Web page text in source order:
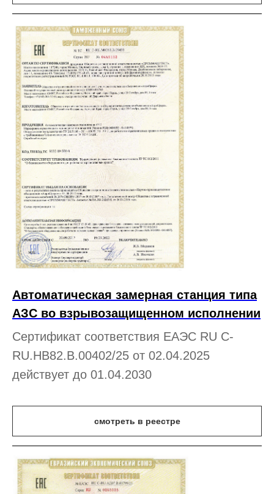
Автоматическая замерная станция типа
АЗС во взрывозащищенном исполнении
Сертификат соответствия ЕАЭС RU С-
RU.НВ82.В.00402/25 от 02.04.2025
действует до 01.04.2030
смотреть в реестре